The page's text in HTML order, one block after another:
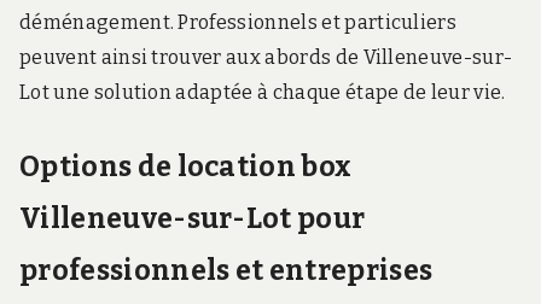
déménagement. Professionnels et particuliers
peuvent ainsi trouver aux abords de Villeneuve-sur-
Lot une solution adaptée à chaque étape de leur vie.
Options de location box
Villeneuve-sur-Lot pour
professionnels et entreprises